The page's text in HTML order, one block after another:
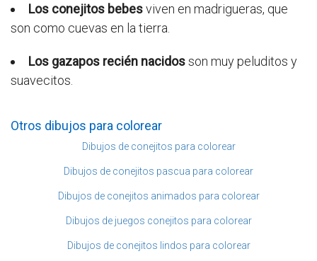
Los conejitos bebesviven en madrigueras, que
son como cuevas en la tierra.
Los gazapos recién nacidosson muy peluditos y
suavecitos.
Otros dibujos para colorear
Dibujos de conejitos para colorear
Dibujos de conejitos pascua para colorear
Dibujos de conejitos animados para colorear
Dibujos de juegos conejitos para colorear
Dibujos de conejitos lindos para colorear